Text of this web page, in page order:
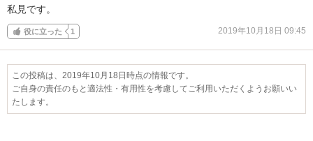
私見です。
役に立った 1 2019年10月18日 09:45
この投稿は、2019年10月18日時点の情報です。
ご自身の責任のもと適法性・有用性を考慮してご利用いただくようお願いい
たします。